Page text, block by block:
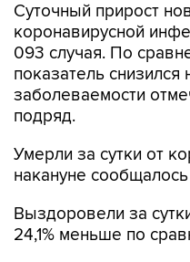
Суточный прирост
коронавирусной
093 случая. По
показатель
заболеваемости
подряд.
Умерли за сутки от
накануне
Выздоровели за
24,1% меньше по